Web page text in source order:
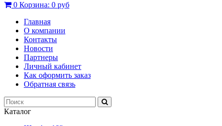
0 Корзина: 0 руб
Главная
О компании
Контакты
Новости
Партнеры
Личный кабинет
Как оформить заказ
Обратная связь
Каталог